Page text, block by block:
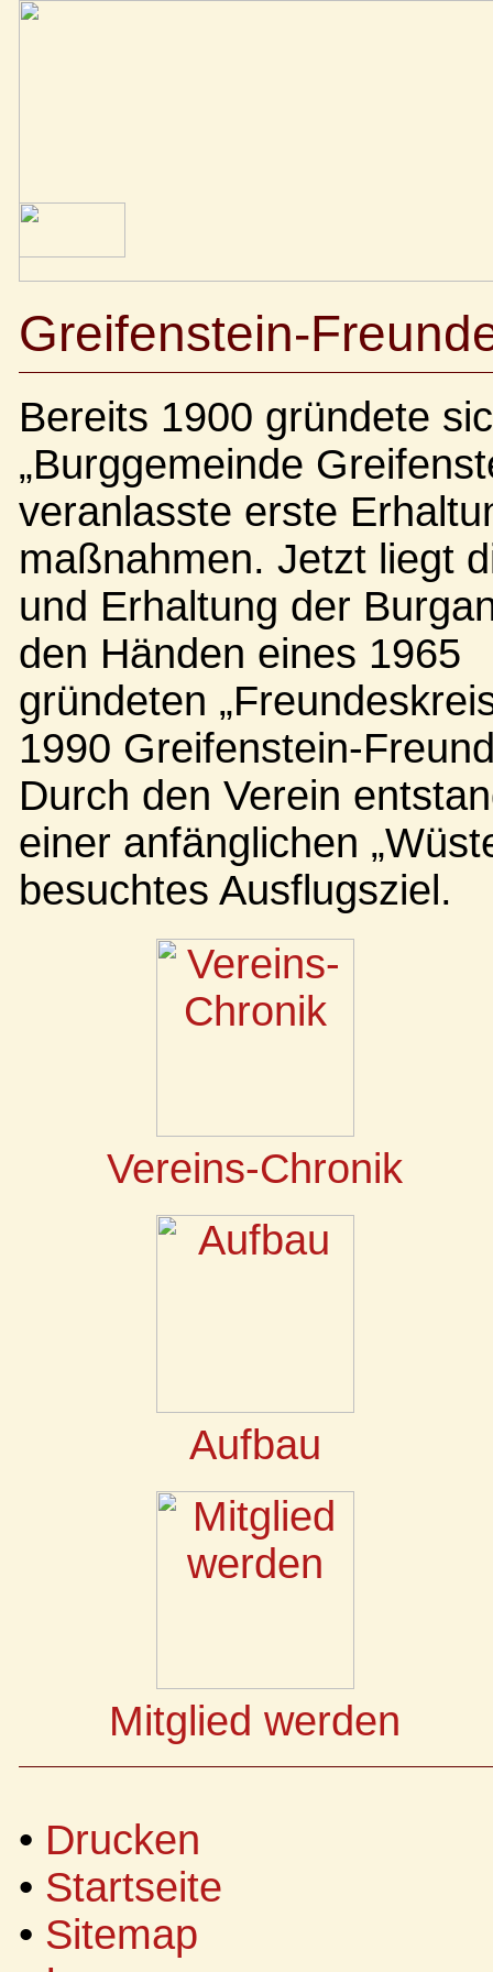
Greifenstein-
Bereits 1900 gründete
„Burggemeinde
veranlasste erste
maßnahmen. Jetzt liegt
und Erhaltung der
den Händen eines 1965
gründeten
1990 Greifenstein-
Durch den Verein
einer anfänglichen
besuchtes Ausflugsziel.
Vereins-Chronik
Aufbau
Mitglied werden
• Drucken
• Startseite
• Sitemap